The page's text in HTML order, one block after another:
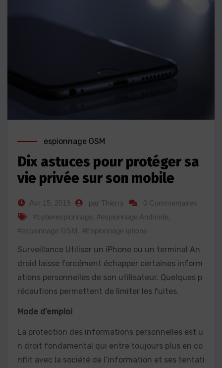
espionnage GSM
Dix astuces pour protéger sa
vie privée sur son mobile
Avr 15, 2019 par Thierry
0 Commentaires
#cyberespionnage, #espionnage Androïde,
#espionnage GSM , #Espionnage iphone
Surveillance Utiliser un iPhone ou un terminal An
droid laisse forcément échapper certaines inform
ations personnelles de son utilisateur. Quelques p
récautions permettent de limiter les fuites.
Mode d’emploi
La protection des informations personnelles est u
n droit fondamental qui entre toujours plus en co
nflit avec la société de l’information et ses tentati